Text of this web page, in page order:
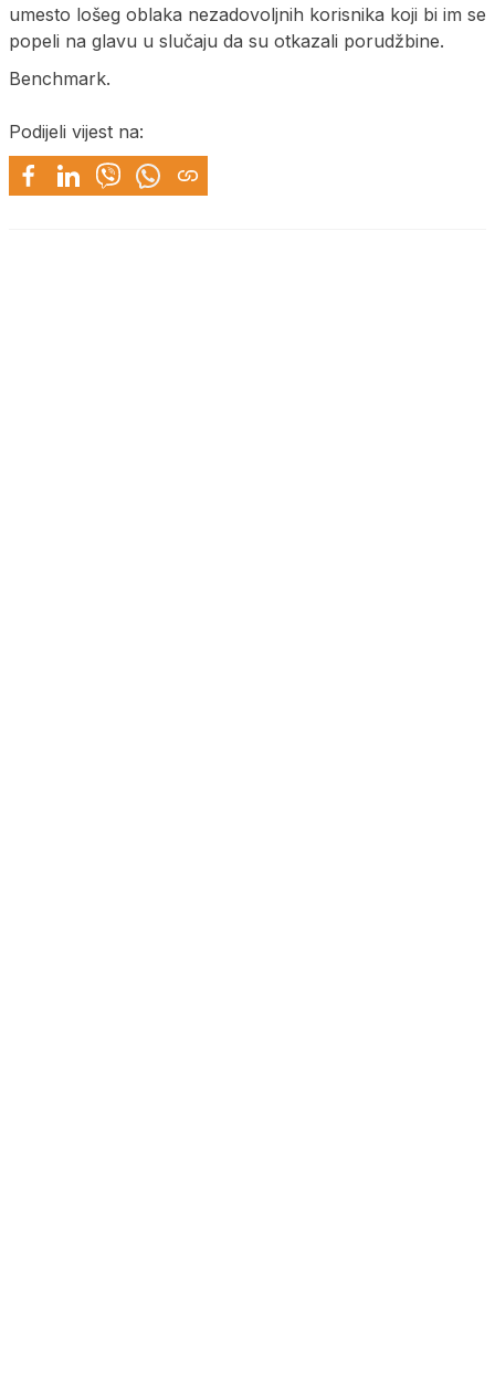
umesto lošeg oblaka nezadovoljnih korisnika koji bi im se
popeli na glavu u slučaju da su otkazali porudžbine.
Benchmark.
Podijeli vijest na: